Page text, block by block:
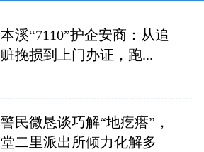
本溪“7110”护企安商：从追
赃挽损到上门办证，跑...
警民微恳谈巧解“地疙瘩”，
堂二里派出所倾力化解多